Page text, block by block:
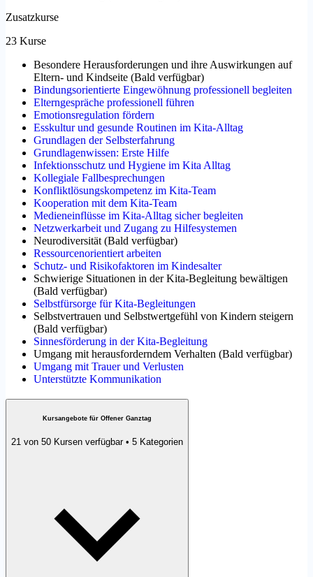
Zusatzkurse
23 Kurse
Besondere Herausforderungen und ihre Auswirkungen auf
Eltern- und Kindseite (Bald verfügbar)
Bindungsorientierte Eingewöhnung professionell begleiten
Elterngespräche professionell führen
Emotionsregulation fördern
Esskultur und gesunde Routinen im Kita-Alltag
Grundlagen der Selbsterfahrung
Grundlagenwissen: Erste Hilfe
Infektionsschutz und Hygiene im Kita Alltag
Kollegiale Fallbesprechungen
Konfliktlösungskompetenz im Kita-Team
Kooperation mit dem Kita-Team
Medieneinflüsse im Kita-Alltag sicher begleiten
Netzwerkarbeit und Zugang zu Hilfesystemen
Neurodiversität (Bald verfügbar)
Ressourcenorientiert arbeiten
Schutz- und Risikofaktoren im Kindesalter
Schwierige Situationen in der Kita-Begleitung bewältigen
(Bald verfügbar)
Selbstfürsorge für Kita-Begleitungen
Selbstvertrauen und Selbstwertgefühl von Kindern steigern
(Bald verfügbar)
Sinnesförderung in der Kita-Begleitung
Umgang mit herausforderndem Verhalten (Bald verfügbar)
Umgang mit Trauer und Verlusten
Unterstützte Kommunikation
Kursangebote für Offener Ganztag
21 von 50 Kursen verfügbar • 5 Kategorien